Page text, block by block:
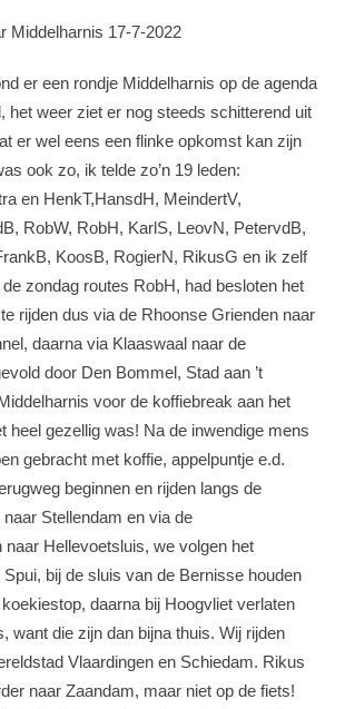
Middelharnis 17-7-2022
er een rondje Middelharnis op de agenda
het weer ziet er nog steeds schitterend uit
er wel eens een flinke opkomst kan zijn
ook zo, ik telde zo’n 19 leden:
en HenkT,HansdH, MeindertV,
RobW, RobH, KarlS, LeovN, PetervdB,
KoosB, RogierN, RikusG en ik zelf
zondag routes RobH, had besloten het
rijden dus via de Rhoonse Grienden naar
daarna via Klaaswaal naar de
door Den Bommel, Stad aan ’t
voor de koffiebreak aan het
heel gezellig was! Na de inwendige mens
gebracht met koffie, appelpuntje e.d.
beginnen en rijden langs de
Stellendam en via de
naar Hellevoetsluis, we volgen het
bij de sluis van de Bernisse houden
daarna bij Hoogvliet verlaten
want die zijn dan bijna thuis. Wij rijden
Vlaardingen en Schiedam. Rikus
naar Zaandam, maar niet op de fiets!